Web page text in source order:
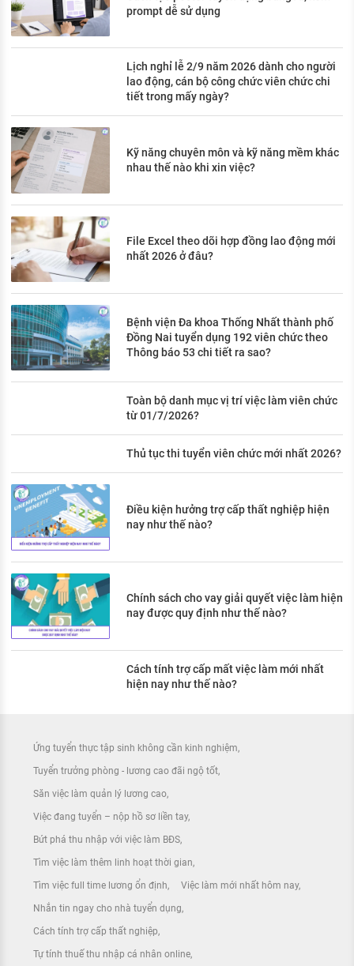
prompt dễ sử dụng
Lịch nghỉ lễ 2/9 năm 2026 dành cho người
lao động, cán bộ công chức viên chức chi
tiết trong mấy ngày?
Kỹ năng chuyên môn và kỹ năng mềm khác
nhau thế nào khi xin việc?
File Excel theo dõi hợp đồng lao động mới
nhất 2026 ở đâu?
Bệnh viện Đa khoa Thống Nhất thành phố
Đồng Nai tuyển dụng 192 viên chức theo
Thông báo 53 chi tiết ra sao?
Toàn bộ danh mục vị trí việc làm viên chức
từ 01/7/2026?
Thủ tục thi tuyển viên chức mới nhất 2026?
Điều kiện hưởng trợ cấp thất nghiệp hiện
nay như thế nào?
Chính sách cho vay giải quyết việc làm hiện
nay được quy định như thế nào?
Cách tính trợ cấp mất việc làm mới nhất
hiện nay như thế nào?
Ứng tuyển thực tập sinh không cần kinh nghiệm
Tuyển trưởng phòng - lương cao đãi ngộ tốt
Săn việc làm quản lý lương cao
Việc đang tuyển – nộp hồ sơ liền tay
Bứt phá thu nhập với việc làm BĐS
Tìm việc làm thêm linh hoạt thời gian
Tìm việc full time lương ổn định Việc làm mới nhất hôm nay
Nhắn tin ngay cho nhà tuyển dụng
Cách tính trợ cấp thất nghiệp
Tự tính thuế thu nhập cá nhân online